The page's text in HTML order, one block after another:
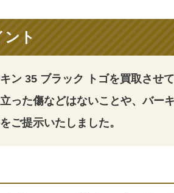
ト
ン 35 ブラック トゴを買取させ
った傷などはないことや、バー
ご提示いたしました。